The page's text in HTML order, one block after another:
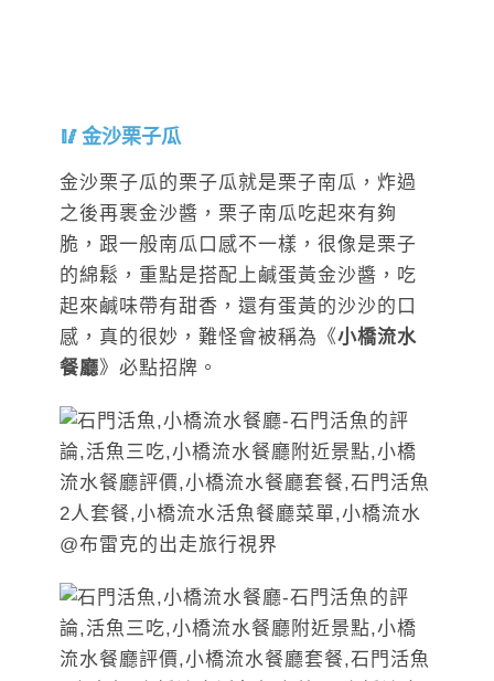
金沙栗子瓜
金沙栗子瓜的栗子瓜就是栗子南瓜，炸過
之後再裹金沙醬，栗子南瓜吃起來有夠
脆，跟一般南瓜口感不一樣，很像是栗子
的綿鬆，重點是搭配上鹹蛋黃金沙醬，吃
起來鹹味帶有甜香，還有蛋黃的沙沙的口
感，真的很妙，難怪會被稱為《小橋流水
餐廳》必點招牌。